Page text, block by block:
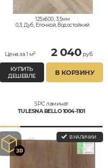
125x600, 3,5мм
0,3, Дуб, Елочкой, Водостойкий
Цена за 1 м² 2 040 руб.
КУПИТЬ
ДЕШЕВЛЕ
В КОРЗИНУ
SPC ламинат
TULESNA BELLO 1004-1101
В НАЛИЧИИ